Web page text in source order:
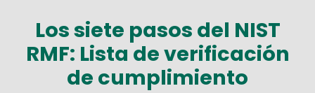
Los siete pasos del NIST
RMF: Lista de verificación
de cumplimiento